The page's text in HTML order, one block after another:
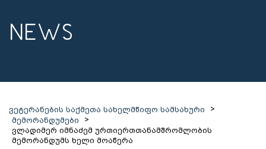
NEWS
ვეტერანების საქმეთა სახელმწიფო სამსახური
>
მემორანდუმები
>
ვლადიმერ იმნაძემ ურთიერთთანამშრომლობის
მემორანდუმს ხელი მოაწერა